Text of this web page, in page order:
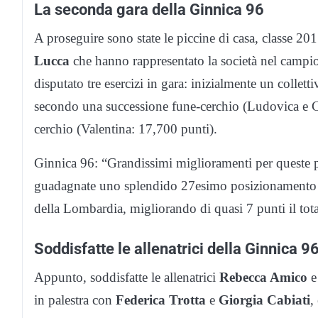
La seconda gara della Ginnica 96
A proseguire sono state le piccine di casa, classe
Lucca che hanno rappresentato la società nel
disputato tre esercizi in gara: inizialmente un
secondo una successione fune-cerchio (Ludovica
cerchio (Valentina: 17,700 punti).
Ginnica 96: “Grandissimi miglioramenti per
guadagnate uno splendido 27esimo
della Lombardia, migliorando di quasi 7 punti il
Soddisfatte le allenatrici della Ginnica
Appunto, soddisfatte le allenatrici Rebecca Amico
in palestra con Federica Trotta e Giorgia Cabiati,